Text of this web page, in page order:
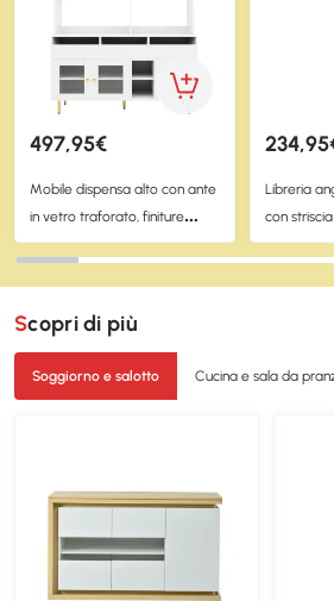
497,95€
Mobile dispensa alto con ante
in vetro traforato, finiture
dorate e spazio portaoggetti
Libreria
con
cambio
Scopri di più
Soggiorno e salotto Cucina e sala da